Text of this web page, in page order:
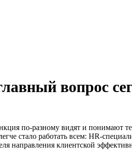
вопрос
по-разному видят и понимают
стало работать всем: HR-
направления клиентской